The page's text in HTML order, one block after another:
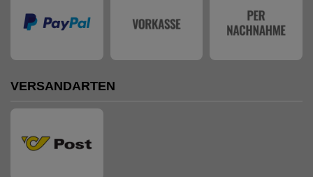
VERSANDARTEN